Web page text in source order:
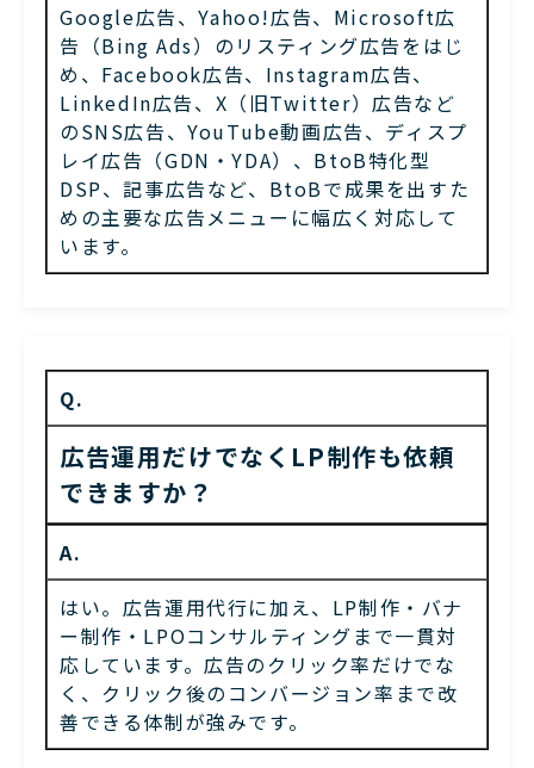
Google広告、Yahoo!広告、Microsoft広
告（Bing Ads）のリスティング広告をはじ
め、Facebook広告、Instagram広告、
LinkedIn広告、X（旧Twitter）広告など
のSNS広告、YouTube動画広告、ディスプ
レイ広告（GDN・YDA）、BtoB特化型
DSP、記事広告など、BtoBで成果を出すた
めの主要な広告メニューに幅広く対応して
います。
Q.
広告運用だけでなくLP制作も依頼
できますか？
A.
はい。広告運用代行に加え、LP制作・バナ
ー制作・LPOコンサルティングまで一貫対
応しています。広告のクリック率だけでな
く、クリック後のコンバージョン率まで改
善できる体制が強みです。